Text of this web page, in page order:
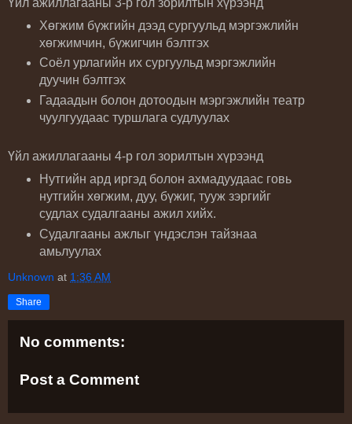
Хөгжим бүжгийн дээд сургуульд мэргэжлийн
хөгжимчин, бүжигчин бэлтгэх
Соёл урлагийн их сургуульд мэргэжлийн
дуучин бэлтгэх
Гадаадын болон дотоодын мэргэжлийн театр
чуулгуудаас туршлага судлуулах
Үйл ажиллагааны 4-р гол зорилтын хүрээнд
Нутгийн ард иргэд болон ахмадуудаас говь
нутгийн хөгжим, дуу, бүжиг, тууж зэргийг
судлах судалгааны ажил хийх.
Судалгааны ажлыг үндэслэн тайзнаа
амьлуулах
Unknown at 1:36 AM
Share
No comments:
Post a Comment